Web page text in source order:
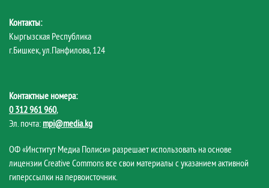
Контакты:
Кыргызская Республика
г.Бишкек, ул.Панфилова, 124
Контактные номера:
0 312 961 960,
Эл. почта: mpi@media.kg
ОФ «Институт Медиа Полиси» разрешает использовать на основе
лицензии Creative Commons все свои материалы с указанием активной
гиперссылки на первоисточник.